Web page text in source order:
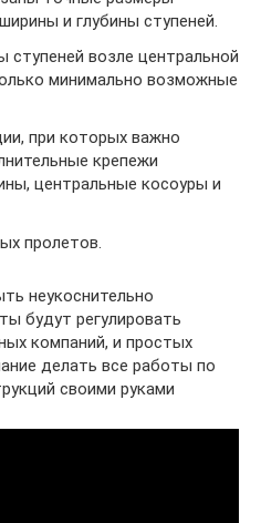
и глубины ступеней.
ступеней возле центральной
минимально возможные
при которых важно
крепежи
центральные косоуры и
пролетов.
неукоснительно
будут регулировать
компаний, и простых
делать все работы по
своими руками